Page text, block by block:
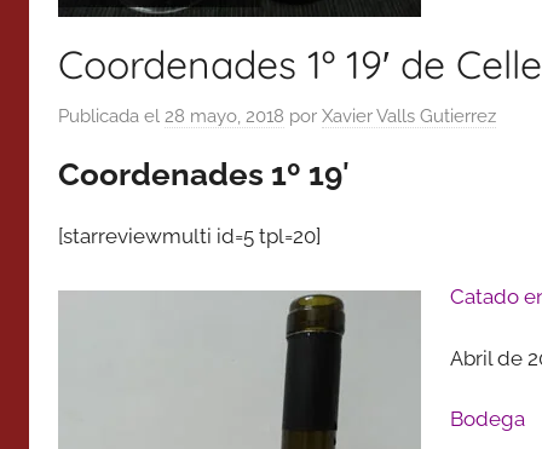
Coordenades 1º 19′ de
Publicada el 28 mayo, 2018 por Xavier Valls Gutierrez
Coordenades 1º 19′
[starreviewmulti id=5 tpl=20]
Catado
Abril de
Bodega